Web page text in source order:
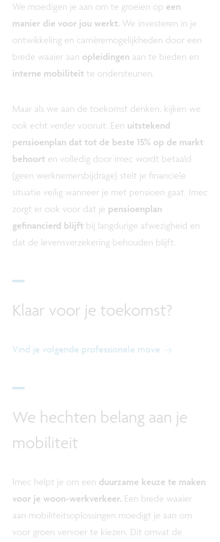
We moedigen je aan om te groeien op een
manier die voor jou werkt. We investeren in je
ontwikkeling en carrièremogelijkheden door een
brede waaier aan opleidingen aan te bieden en
interne mobiliteit te ondersteunen.
Maar als we aan de toekomst denken, kijken we
ook echt verder vooruit. Een uitstekend
pensioenplan dat tot de beste 15% op de markt
behoort en volledig door imec wordt betaald
(geen werknemersbijdrage) stelt je financiële
situatie veilig wanneer je met pensioen gaat. Imec
zorgt er ook voor dat je pensioenplan
gefinancierd blijft bij langdurige afwezigheid en
dat de levensverzekering behouden blijft.
Klaar voor je toekomst?
Vind je volgende professionele move
We hechten belang aan je
mobiliteit
Imec helpt je om een duurzame keuze te maken
voor je woon-werkverkeer. Een brede waaier
aan mobiliteitsoplossingen moedigt je aan om
voor groen vervoer te kiezen. Dit omvat de